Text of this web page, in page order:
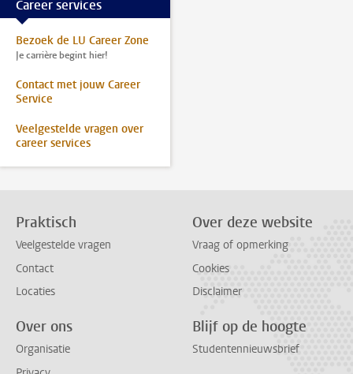
Career services
Bezoek de LU Career Zone
Je carrière begint hier!
Contact met jouw Career
Service
Veelgestelde vragen over
career services
Praktisch
Veelgestelde vragen
Contact
Locaties
Over deze website
Vraag of opmerking
Cookies
Disclaimer
Over ons
Organisatie
Blijf op de hoogte
Studentennieuwsbrief